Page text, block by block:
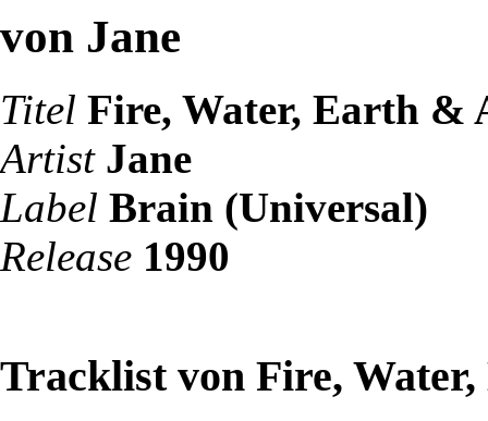
von Jane
Titel Fire, Water, Earth &
Artist Jane
Label Brain (Universal)
Release 1990
Tracklist von Fire,